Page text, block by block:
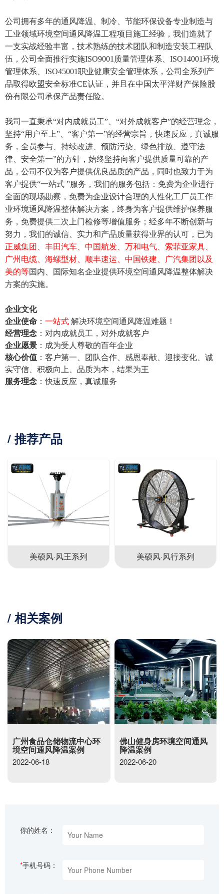
公司拥有多年的通风降温、制冷、节能环保设备专业制造与
工业领域环境空间通风降温工程项目施工经验，我们造就了
一支实战经验丰富，技术熟练的技术团队和制造安装工程队
伍，公司全面推行实施ISO9001质量管理体系、ISO14001环境
管理体系、ISO45001职业健康安全管理体系，公司全系列产
品取得欧盟安全标准CE认证，并且在中国太平洋财产保险股
份有限公司承保产品责任险。
我司一直秉承“对内成就员工”、“对外成就客户”的经营理念，
坚持“用户至上”、“客户第一”的经营宗旨，快速反应，真诚服
务，全员参与、持续改进、预防污染、绿色排放、遵守法
律、安全第一”的方针，始终坚持向客户提供质量可靠的产
品，公司不仅为客户提供优良品质的产品，同时也致力于为
客户提供“一站式 ”服务，我们的服务包括：免费为企业进行
全面的现场勘察，免费为企业设计合理的人性化工厂员工作
业环境通风降温整体解决方案，终身为客户提供维护保养服
务，免费提供二次上门检修等增值服务；经多年不断创新与
努力，我们的诚信、实力和产品质量获得业界的认可，已为
正威集团、丰田汽车、中国航发、万和电气、索菲亚家具、
广州电缆、海螺型材、顺丰速运、中国铁建、广汽集团以及
美的等国内、国际知名企业提供环境空间通风降温整体解决
方案的实施。
企业文化
企业使命 ： 一站式解决环境空间通风降温难题！
经营理念 ：对内成就员工，对外成就客户
企业愿景 ：成为受人尊敬的百年企业
核心价值 ：客户第一、团队合作、感恩奉献、迎接变化、诚
实守信、积极向上、品质为本，结果为王
服务理念 ：快速反应，真诚服务
/ 推荐产品
美硕风·风王系列 美硕风·风行系列
/ 相关案例
广州食品仓储物流中心环
境空间通风降温案例
2022-06-18
佛山健身房环境空间通风
降温案例
2022-06-20
你的姓名：
*手机号码：